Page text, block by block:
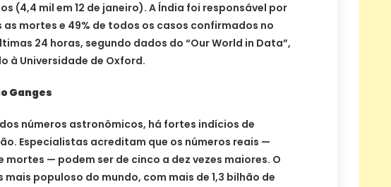
(4,4 mil em 12 de janeiro). A Índia foi responsável por
as mortes e 49% de todos os casos confirmados no
24 horas, segundo dados do “Our World in Data”,
à Universidade de Oxford.
Ganges
números astronômicos, há fortes indícios de
Especialistas acreditam que os números reais —
mortes — podem ser de cinco a dez vezes maiores. O
mais populoso do mundo, com mais de 1,3 bilhão de